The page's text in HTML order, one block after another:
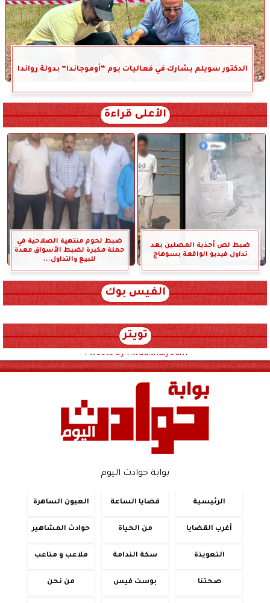
الدكتور سويلم يشارك في فعاليات يوم “أوموجاندا” بدولة رواندا
الأعلى قراءة
ضبط لص أحذية المصلين بعد
تداول فيديو الواقعة بسوهاج
ضبط لحوم منتهية الصلاحية في
حملة مكبرة لضبط الأسواق معدة
للبيع والتداول...
الفيس بوك
تويتر
Tweets by hwadithalyoum
بوابة حوادث اليوم
الرئيسية قضايا الساعة العيون الساهرة
أغرب القضايا من الحياة حوادث المشاهير
التعويذة سكة الندامة ملاعب و متاعب
صحتنا بوست فيس من نحن